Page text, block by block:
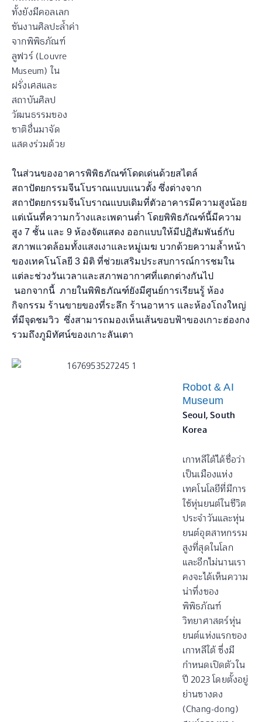
ทั้งยังมีคอลเลก
ชันงานศิลปะล้ำค่า
จากพิพิธภัณฑ์
ลูฟวร์ (Louvre
Museum) ใน
ฝรั่งเศสและ
สถาบันศิลป
วัฒนธรรมของ
ชาติอื่นมาจัด
แสดงร่วมด้วย
ในส่วนของอาคารพิพิธภัณฑ์โดดเด่นด้วยสไตล์
สถาปัตยกรรมจีนโบราณแบบแนวตั้ง ซึ่งต่างจาก
สถาปัตยกรรมจีนโบราณแบบเดิมที่ตัวอาคารมีความสูงน้อย
แต่เน้นที่ความกว้างและเพดานต่ำ โดยพิพิธภัณฑ์นี้มีความ
สูง 7 ชั้น และ 9 ห้องจัดแสดง ออกแบบให้มีปฏิสัมพันธ์กับ
สภาพแวดล้อมทั้งแสงเงาและหมู่เมฆ บวกด้วยความล้ำหน้า
ของเทคโนโลยี 3 มิติ ที่ช่วยเสริมประสบการณ์การชมใน
แต่ละช่วงวันเวลาและสภาพอากาศที่แตกต่างกันไป
นอกจากนี้ ภายในพิพิธภัณฑ์ยังมีศูนย์การเรียนรู้ ห้อง
กิจกรรม ร้านขายของที่ระลึก ร้านอาหาร และห้องโถงใหญ่
ที่มีจุดชมวิว ซึ่งสามารถมองเห็นเส้นขอบฟ้าของเกาะฮ่องกง
รวมถึงภูมิทัศน์ของเกาะลันเตา
Robot & AI
Museum
Seoul, South
Korea
เกาหลีใต้ได้ชื่อว่า
เป็นเมืองแห่ง
เทคโนโลยีที่มีการ
ใช้หุ่นยนต์ในชีวิต
ประจำวันและหุ่น
ยนต์อุตสาหกรรม
สูงที่สุดในโลก
และอีกไม่นานเรา
คงจะได้เห็นความ
น่าทึ่งของ
พิพิธภัณฑ์
วิทยาศาสตร์หุ่น
ยนต์แห่งแรกของ
เกาหลีใต้ ซึ่งมี
กำหนดเปิดตัวใน
ปี 2023 โดยตั้งอยู่
ย่านชางดง
(Chang-dong)